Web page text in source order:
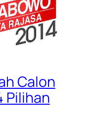
Calon
Pilihan